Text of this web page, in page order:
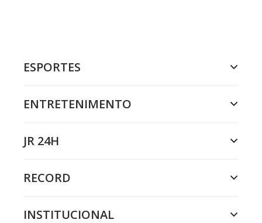
ESPORTES
ENTRETENIMENTO
JR 24H
RECORD
INSTITUCIONAL